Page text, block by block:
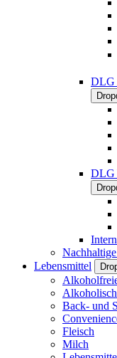
DLG
DLG
Lebensmittel
Back- und
Fleisch
Milch